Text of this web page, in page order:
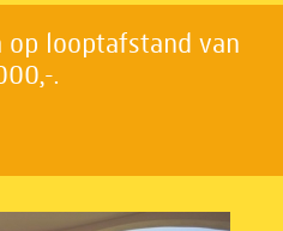
looptafstand van
.